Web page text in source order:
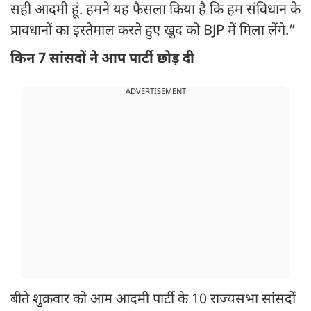
सही आदमी हूं. हमने यह फैसला किया है कि हम संविधान के
प्रावधानों का इस्तेमाल करते हुए खुद को BJP में मिला लेंगे.”
किन 7 सांसदों ने आप पार्टी छोड़ दी
ADVERTISEMENT
बीते शुक्रवार को आम आदमी पार्टी के 10 राज्यसभा सांसदों